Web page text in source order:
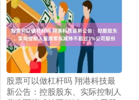
股票可以做杠杆吗 翔港科技最
新公告：控股股东、实际控制人